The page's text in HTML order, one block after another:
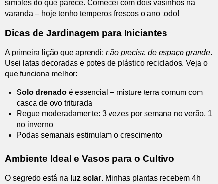
simples do que parece. Comecei com dois vasinhos na
varanda – hoje tenho temperos frescos o ano todo!
Dicas de Jardinagem para Iniciantes
A primeira lição que aprendi: não precisa de espaço grande.
Usei latas decoradas e potes de plástico reciclados. Veja o
que funciona melhor:
Solo drenado é essencial – misture terra comum com
casca de ovo triturada
Regue moderadamente: 3 vezes por semana no verão, 1
no inverno
Podas semanais estimulam o crescimento
Ambiente Ideal e Vasos para o Cultivo
O segredo está na luz solar. Minhas plantas recebem 4h